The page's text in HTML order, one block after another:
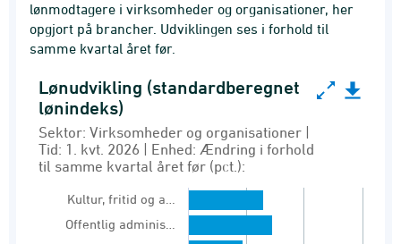
lønmodtagere i virksomheder og organisationer, her
opgjort på brancher. Udviklingen ses i forhold til
samme kvartal året før.
Lønudvikling (standardberegnet lønindeks)
Bar chart with 10 bars.
Sektor: Virksomheder og organisationer |
View as data table, Lønudvikling
The chart has 1 X axis displaying Branche
Lønudvikling (standardberegnet
lønindeks)
Sektor: Virksomheder og organisationer |
Tid: 1. kvt. 2026 | Enhed: Ændring i forhold
til samme kvartal året før (pct.):
Kultur, fritid og a…
Offentlig adminis…